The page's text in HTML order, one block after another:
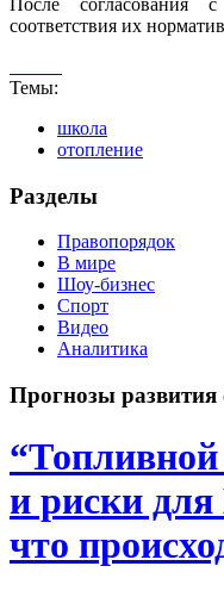
После согласования
соответствия их
Темы:
школа
отопление
Разделы
Правопорядок
В мире
Шоу-бизнес
Спорт
Видео
Аналитика
Прогнозы развития
“Топливной
и риски
что